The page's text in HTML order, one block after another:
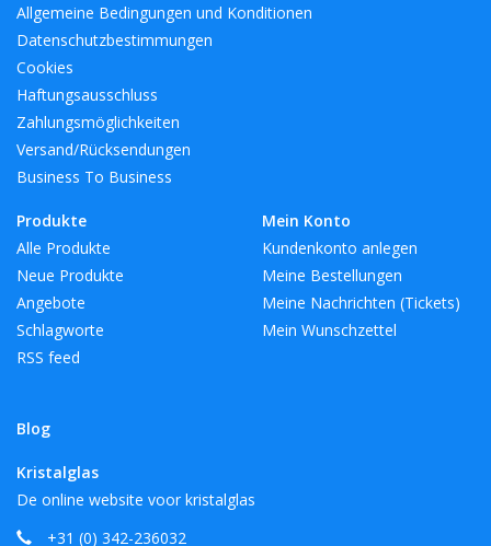
Allgemeine Bedingungen und Konditionen
Datenschutzbestimmungen
Cookies
Haftungsausschluss
Zahlungsmöglichkeiten
Versand/Rücksendungen
Business To Business
Produkte
Alle Produkte
Neue Produkte
Angebote
Schlagworte
RSS feed
Blog
Mein Konto
Kundenkonto anlegen
Meine Bestellungen
Meine Nachrichten (Tickets)
Mein Wunschzettel
Kristalglas
De online website voor kristalglas
+31 (0) 342-236032